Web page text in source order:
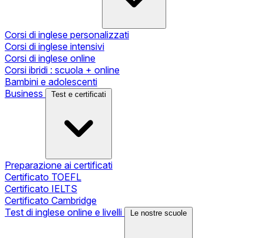
Corsi di inglese personalizzati
Corsi di inglese intensivi
Corsi di inglese online
Corsi ibridi : scuola + online
Bambini e adolescenti
Business
Test e certificati
Preparazione ai certificati
Certificato TOEFL
Certificato IELTS
Certificato Cambridge
Test di inglese online e livelli
Le nostre scuole